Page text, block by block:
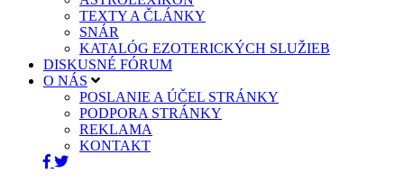
TEXTY A ČLÁNKY
SNÁR
KATALÓG EZOTERICKÝCH SLUŽIEB
DISKUSNÉ FÓRUM
O NÁS
POSLANIE A ÚČEL STRÁNKY
PODPORA STRÁNKY
REKLAMA
KONTAKT